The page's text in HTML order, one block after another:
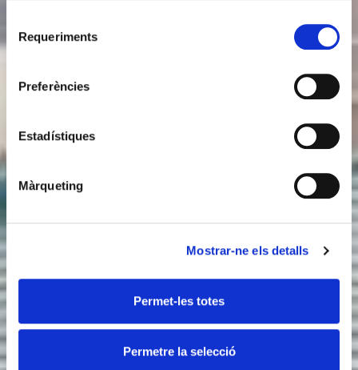
Requeriments
Preferències
Estadístiques
Màrqueting
Mostrar-ne els detalls
Permet-les totes
Permetre la selecció